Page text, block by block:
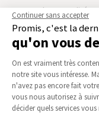
Notre charte qualité
Partenaires
Trouver une agence
Devenir franchisé
Foire aux Questions
Conditions générales
d’intervention
Mentions légales
Continuer sans accepter
Promis, c'est la
qu'on vous
Plateforme
On est vraiment très
notre site vous intéresse.
n'avez pas encore fait
vous nous autorisez à
décider quels services